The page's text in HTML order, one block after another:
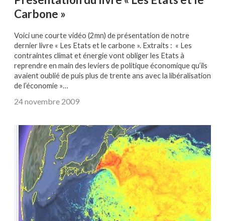
Carbone »
Voici une courte vidéo (2mn) de présentation de notre
dernier livre « Les Etats et le carbone ». Extraits : « Les
contraintes climat et énergie vont obliger les Etats à
reprendre en main des leviers de politique économique qu’ils
avaient oublié de puis plus de trente ans avec la libéralisation
de l’économie »…
24 novembre 2009